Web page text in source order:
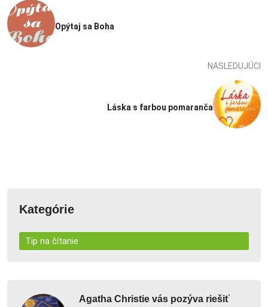
Opýtaj sa Boha
NASLEDUJÚCI
Láska s farbou pomaranča
Kategórie
Tip na čítanie
Agatha Christie vás pozýva riešiť